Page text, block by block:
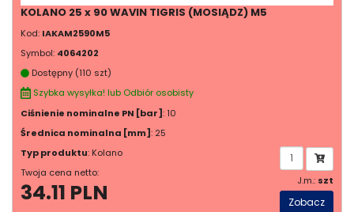
KOLANO 25 x 90 WAVIN TIGRIS (MOSIĄDZ) M5
Kod: IAKAM2590M5
Symbol: 4064202
Dostępny (110 szt)
Szybka wysyłka! lub Odbiór osobisty
Ciśnienie nominalne PN [bar]: 10
Średnica nominalna [mm]: 25
Typ produktu: Kolano
Twoja cena netto:
34.11 PLN J.m.: szt
Zobacz